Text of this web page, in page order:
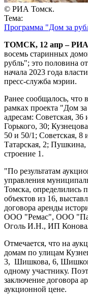
© РИА Томск.
Тема:
Программа "Дом за
ТОМСК, 12 апр – РИА
восемь старинных
рубль"; это половина
начала 2023 года
пресс-служба мэрии.
Ранее сообщалось, что
рамках проекта "Дом
адресам: Советская,
Горького, 30;
50 и 50/1; Советская,
Татарская, 2; Пушкина,
строение 1.
"По результатам
управления
Томска, определились
объектов из 16,
договора аренды
ООО "Ремас", ООО
Оголь И.Н., ИП
Отмечается, что на
домам по улицам
3, Шишкова, 6,
одному участнику.
заключение договора
аукционной цене.